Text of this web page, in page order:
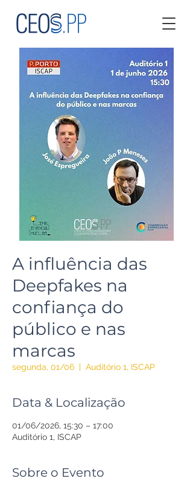
A influência das
Deepfakes na
confiança do
público e nas
marcas
segunda, 01/06
  |
Auditório 1, ISCAP
Data & Localização
01/06/2026, 15:30 – 17:00
Auditório 1, ISCAP
Sobre o Evento